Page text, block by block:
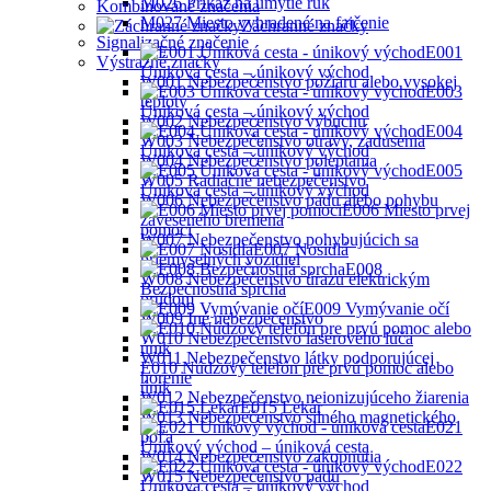
M027 Miesto vyhradené na fajčenie
Signalizačné značenie
Výstražné značky
W001 Nebezpečenstvo požiaru alebo vysokej
teploty
W002 Nebezpečenstvo výbuchu
W003 Nebezpečenstvo otravy, zadusenia
W004 Nebezpečenstvo poleptania
W005 Radiačné nebezpečenstvo
W006 Nebezpečenstvo pádu alebo pohybu
zaveseného bremena
W007 Nebezpečenstvo pohybujúcich sa
priemyselných vozidiel
W008 Nebezpečenstvo úrazu elektrickým
prúdom
W009 Iné nebezpečenstvo
W010 Nebezpečenstvo laserového lúča
W011 Nebezpečenstvo látky podporujúcej
horenie
W012 Nebezpečenstvo neionizujúceho žiarenia
W013 Nebezpečenstvo silného magnetického
poľa
W014 Nebezpečenstvo zakopnutia
W015 Nebezpečenstvo pádu
Kombinované značenia
Záchranné značky
E001
Úniková cesta – únikový východ
E003
Úniková cesta – únikový východ
E004
Úniková cesta – únikový východ
E005
Ůniková cesta – únikový východ
E006 Miesto prvej
pomoci
E007 Nosidlá
E008
Bezpečnostná sprcha
E009 Vymývanie očí
E010 Núdzový telefón pre prvú pomoc alebo
únik
E015 Lekár
E021
Únikový východ – úniková cesta
E022
Úniková cesta – únikový východ